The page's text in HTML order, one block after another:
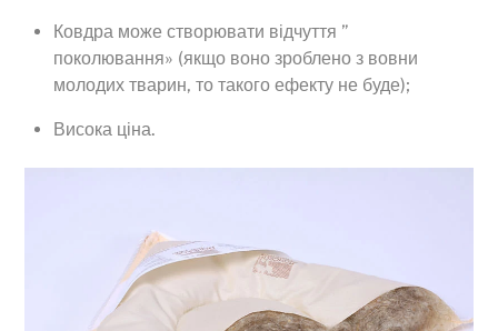
Ковдра може створювати відчуття ”
поколювання» (якщо воно зроблено з вовни
молодих тварин, то такого ефекту не буде);
Висока ціна.